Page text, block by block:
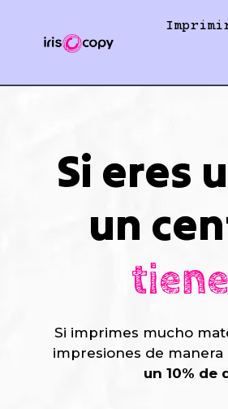
contenido
Si eres
un
Si imprimes mucho
impresiones de manera
un 10% de